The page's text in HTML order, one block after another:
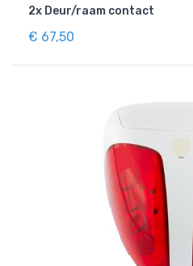
2x Deur/raam contact
€ 67,50